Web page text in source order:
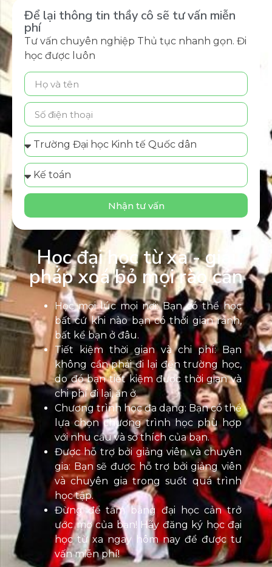
Để lại thông tin thầy cô sẽ tư vấn miễn
phí
Tư vấn chuyên nghiệp Thủ tục nhanh gọn. Đi
học được luôn
Nhận tư vấn
Học đại học từ xa - giải
pháp xoá bỏ mọi rào cản
Học mọi lúc mọi nơi: Bạn có thể học
bất cứ khi nào bạn có thời gian rảnh,
bất kể bạn ở đâu.
Tiết kiệm thời gian và chi phí: Bạn
không cần phải đi lại đến trường học,
do đó bạn tiết kiệm được thời gian và
chi phí đi lại, ăn ở.
Chương trình học đa dạng: Bạn có thể
lựa chọn chương trình học phù hợp
với nhu cầu và sở thích của bạn.
Được hỗ trợ bởi giảng viên và chuyên
gia: Bạn sẽ được hỗ trợ bởi giảng viên
và chuyên gia trong suốt quá trình
học tập.
Đừng để tấm bằng đại học cản trở
ước mơ của bạn! Hãy đăng ký học đại
học từ xa ngay hôm nay để được tư
vấn miễn phí!